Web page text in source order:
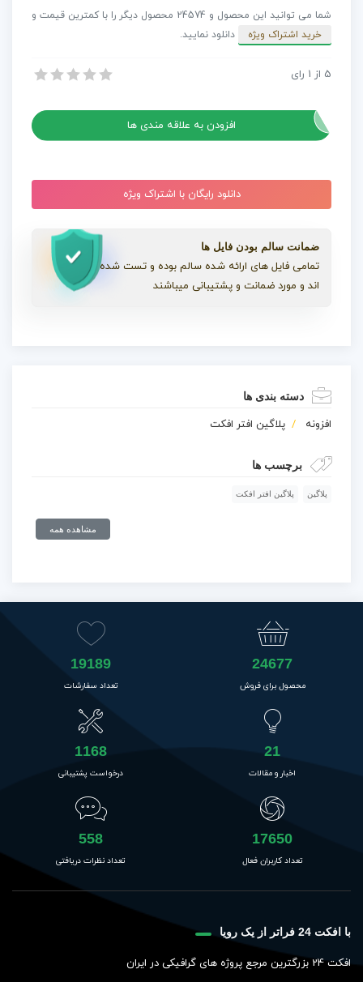
زیاد
صحنه
به
کرک
شما می توانید این محصول و 24574 محصول دیگر را با کمترین قیمت و
خرید اشتراک ویژه
دانلود نمایید.
پلاگین DEFlicker رفع مشکل کم و زیاد شدن نور در صحنه به همراه کرک
5 از 1 رای
افزودن به علاقه مندی ها
دانلود رایگان با اشتراک ویژه
ضمانت سالم بودن فایل ها
تمامی فایل های ارائه شده سالم بوده و تست شده
اند و مورد ضمانت و پشتیبانی میباشند
دسته بندی ها
افزونه پلاگین افتر افکت
برچسب ها
پلاگین پلاگین افتر افکت
مشاهده همه
24677
محصول برای فروش
19189
تعداد سفارشات
21
اخبار و مقالات
1168
درخواست پشتیبانی
17650
تعداد کاربران فعال
558
تعداد نظرات دریافتی
با افکت 24 فراتر از یک رویا
افکت 24 بزرگترین مرجع پروژه های گرافیکی در ایران